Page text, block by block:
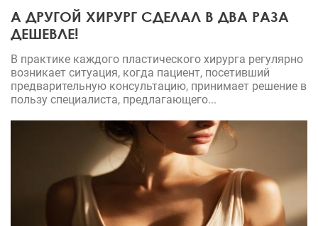
А ДРУГОЙ ХИРУРГ СДЕЛАЛ В ДВА РАЗА
ДЕШЕВЛЕ!
В практике каждого пластического хирурга регулярно
возникает ситуация, когда пациент, посетивший
предварительную консультацию, принимает решение в
пользу специалиста, предлагающего...